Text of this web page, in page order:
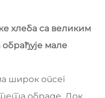
хлеба са великим
мале
широк опсег
обраде. Док